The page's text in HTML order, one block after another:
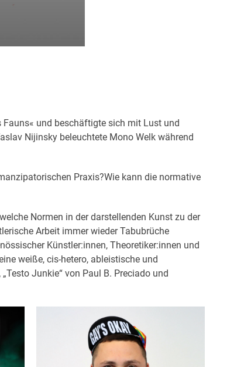
Fauns« und beschäftigte sich mit Lust und
Nijinsky beleuchtete Mono Welk während
Praxis?Wie kann die normative
Normen in der darstellenden Kunst zu der
Arbeit immer wieder Tabubrüche
Künstler:innen, Theoretiker:innen und
weiße, cis-hetero, ableistische und
Junkie“ von Paul B. Preciado und